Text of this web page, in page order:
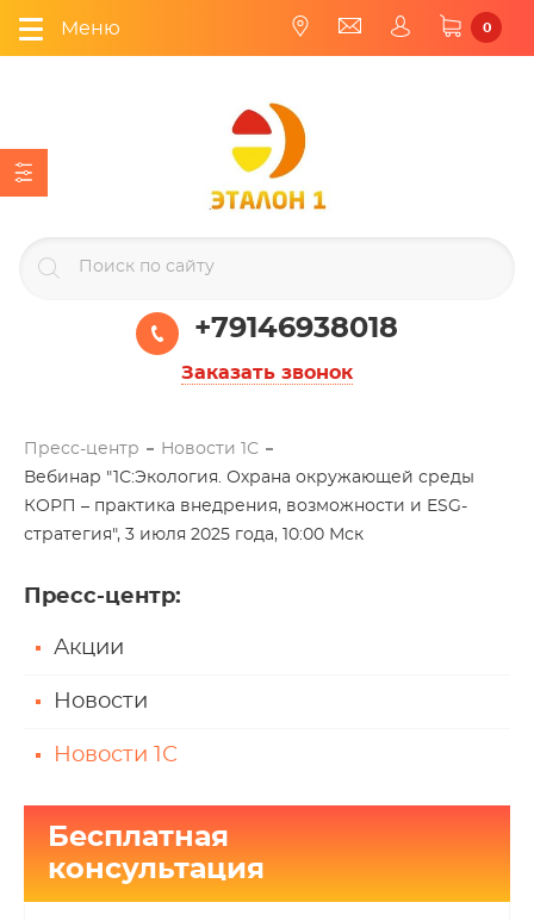
Меню 0
+79146938018
Заказать звонок
Пресс-центр
Новости 1С
Вебинар "1С:Экология. Охрана окружающей среды
КОРП – практика внедрения, возможности и ESG-
стратегия", 3 июля 2025 года, 10:00 Мск
Пресс-центр:
Акции
Новости
Новости 1С
Бесплатная
консультация